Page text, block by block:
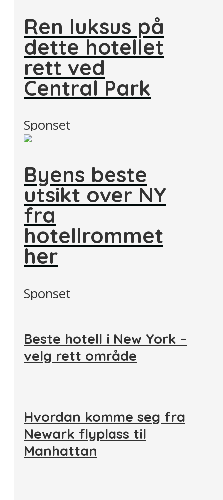
Ren luksus på
dette hotellet
rett ved
Central Park
Sponset
Byens beste
utsikt over NY
fra
hotellrommet
her
Sponset
Beste hotell i New York –
velg rett område
Hvordan komme seg fra
Newark flyplass til
Manhattan